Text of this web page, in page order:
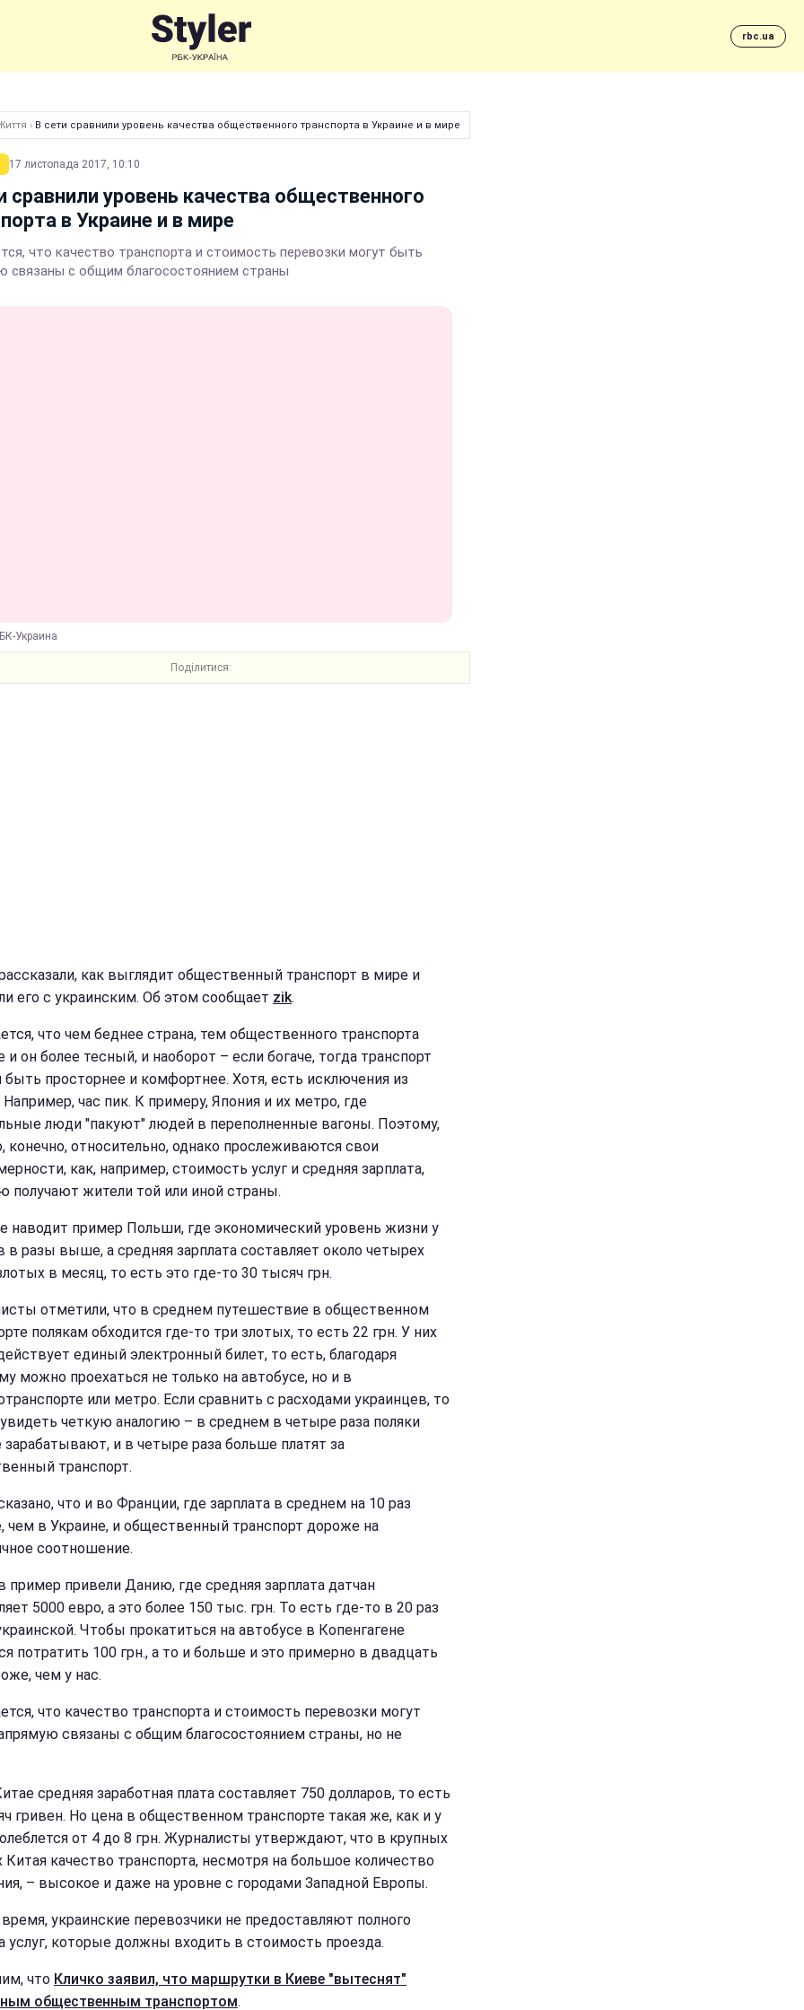
rbc.ua
› В сети сравнили уровень качества общественного транспорта в Украине и в мире
17 листопада 2017, 10:10
сравнили уровень качества общественного
в Украине и в мире
что качество транспорта и стоимость перевозки могут быть
связаны с общим благосостоянием страны
Украина
Поділитися:
как выглядит общественный транспорт в мире и
его с украинским. Об этом сообщает zik.
что чем беднее страна, тем общественного транспорта
он более тесный, и наоборот – если богаче, тогда транспорт
просторнее и комфортнее. Хотя, есть исключения из
Например, час пик. К примеру, Япония и их метро, где
люди "пакуют" людей в переполненные вагоны. Поэтому,
конечно, относительно, однако прослеживаются свои
как, например, стоимость услуг и средняя зарплата,
получают жители той или иной страны.
наводит пример Польши, где экономический уровень жизни у
в разы выше, а средняя зарплата составляет около четырех
в месяц, то есть это где-то 30 тысяч грн.
отметили, что в среднем путешествие в общественном
полякам обходится где-то три злотых, то есть 22 грн. У них
единый электронный билет, то есть, благодаря
можно проехаться не только на автобусе, но и в
или метро. Если сравнить с расходами украинцев, то
четкую аналогию – в среднем в четыре раза поляки
и в четыре раза больше платят за
транспорт.
что и во Франции, где зарплата в среднем на 10 раз
чем в Украине, и общественный транспорт дороже на
соотношение.
пример привели Данию, где средняя зарплата датчан
5000 евро, а это более 150 тыс. грн. То есть где-то в 20 раз
Чтобы прокатиться на автобусе в Копенгагене
потратить 100 грн., а то и больше и это примерно в двадцать
чем у нас.
что качество транспорта и стоимость перевозки могут
связаны с общим благосостоянием страны, но не
средняя заработная плата составляет 750 долларов, то есть
гривен. Но цена в общественном транспорте такая же, как и у
от 4 до 8 грн. Журналисты утверждают, что в крупных
Китая качество транспорта, несмотря на большое количество
– высокое и даже на уровне с городами Западной Европы.
украинские перевозчики не предоставляют полного
услуг, которые должны входить в стоимость проезда.
что Кличко заявил, что маршрутки в Киеве "вытеснят"
общественным транспортом.